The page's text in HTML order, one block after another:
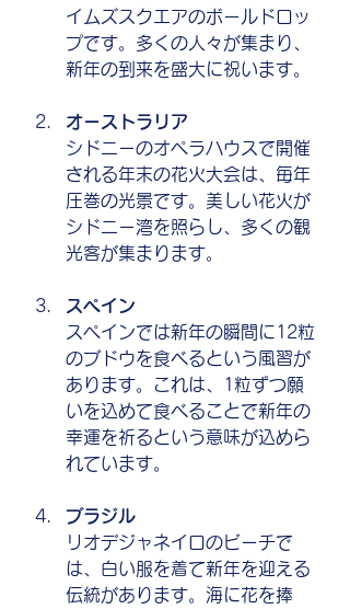
イムズスクエアのボールドロッ
プです。多くの人々が集まり、
新年の到来を盛大に祝います。
オーストラリア
シドニーのオペラハウスで開催
される年末の花火大会は、毎年
圧巻の光景です。美しい花火が
シドニー湾を照らし、多くの観
光客が集まります。
スペイン
スペインでは新年の瞬間に12粒
のブドウを食べるという風習が
あります。これは、1粒ずつ願
いを込めて食べることで新年の
幸運を祈るという意味が込めら
れています。
ブラジル
リオデジャネイロのビーチで
は、白い服を着て新年を迎える
伝統があります。海に花を捧